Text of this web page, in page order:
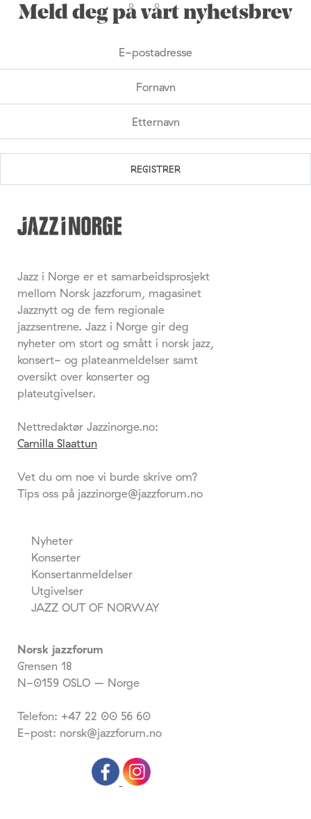
Meld deg på vårt nyhetsbrev
Jazz i Norge er et samarbeidsprosjekt
mellom Norsk jazzforum, magasinet
Jazznytt og de fem regionale
jazzsentrene. Jazz i Norge gir deg
nyheter om stort og smått i norsk jazz,
konsert- og plateanmeldelser samt
oversikt over konserter og
plateutgivelser.
Nettredaktør Jazzinorge.no:
Camilla Slaattun
Vet du om noe vi burde skrive om?
Tips oss på jazzinorge@jazzforum.no
Nyheter
Konserter
Konsertanmeldelser
Utgivelser
JAZZ OUT OF NORWAY
Norsk jazzforum
Grensen 18
N-0159 OSLO – Norge
Telefon: +47 22 00 56 60
E-post: norsk@jazzforum.no